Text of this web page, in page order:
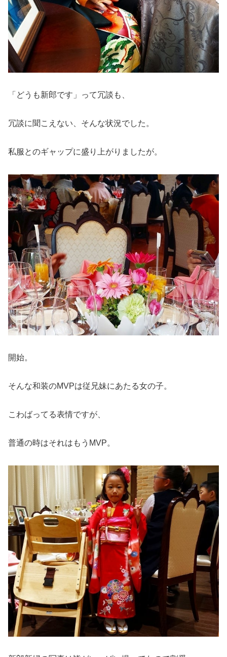
「どうも新郎です」って冗談も、
冗談に聞こえない、そんな状況でした。
私服とのギャップに盛り上がりましたが。
開始。
そんな和装のMVPは従兄妹にあたる女の子。
こわばってる表情ですが、
普通の時はそれはもうMVP。